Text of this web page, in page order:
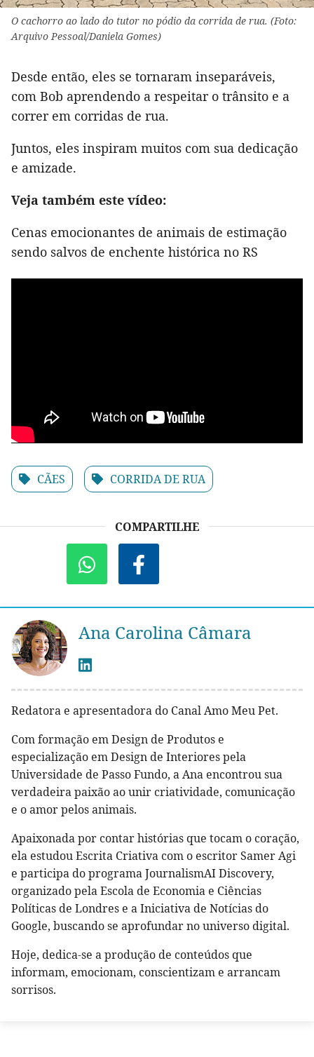
O cachorro ao lado do tutor no pódio da corrida de rua. (Foto:
Arquivo Pessoal/Daniela Gomes)
Desde então, eles se tornaram inseparáveis,
com Bob aprendendo a respeitar o trânsito e a
correr em corridas de rua.
Juntos, eles inspiram muitos com sua dedicação
e amizade.
Veja também este vídeo:
Cenas emocionantes de animais de estimação
sendo salvos de enchente histórica no RS
CÃES CORRIDA DE RUA
COMPARTILHE
Ana Carolina Câmara
Redatora e apresentadora do Canal Amo Meu Pet.
Com formação em Design de Produtos e
especialização em Design de Interiores pela
Universidade de Passo Fundo, a Ana encontrou sua
verdadeira paixão ao unir criatividade, comunicação
e o amor pelos animais.
Apaixonada por contar histórias que tocam o coração,
ela estudou Escrita Criativa com o escritor Samer Agi
e participa do programa JournalismAI Discovery,
organizado pela Escola de Economia e Ciências
Políticas de Londres e a Iniciativa de Notícias do
Google, buscando se aprofundar no universo digital.
Hoje, dedica-se a produção de conteúdos que
informam, emocionam, conscientizam e arrancam
sorrisos.